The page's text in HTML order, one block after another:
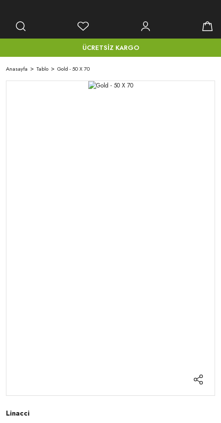
ÜCRETSİZ KARGO
Anasayfa Tablo Gold - 50 X 70
Linacci